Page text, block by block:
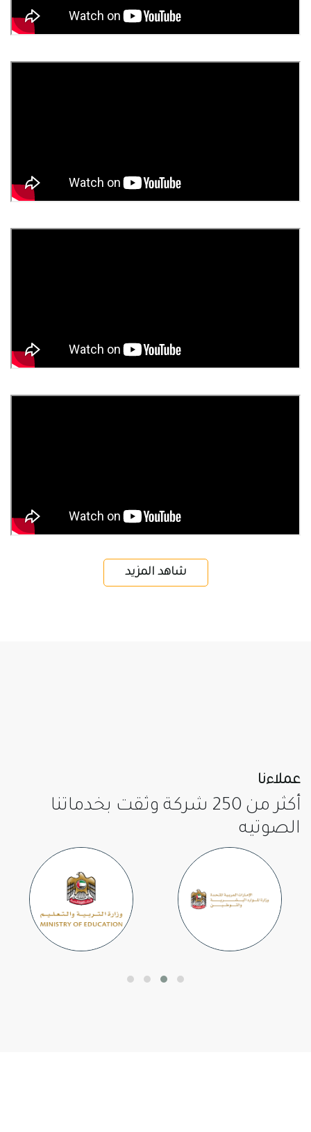
شاهد المزيد
عملاءنا
أكثر من 250 شركة وثقت بخدماتنا
الصوتيه